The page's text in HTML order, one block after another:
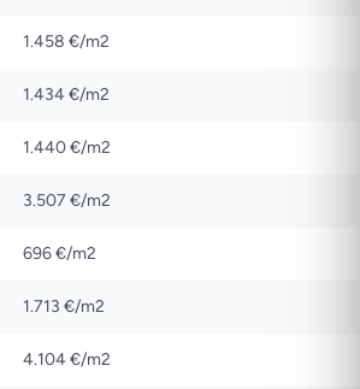
1.458 €/m2
1.434 €/m2
1.440 €/m2
3.507 €/m2
696 €/m2
1.713 €/m2
4.104 €/m2